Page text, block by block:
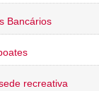
Bancários
recreativa